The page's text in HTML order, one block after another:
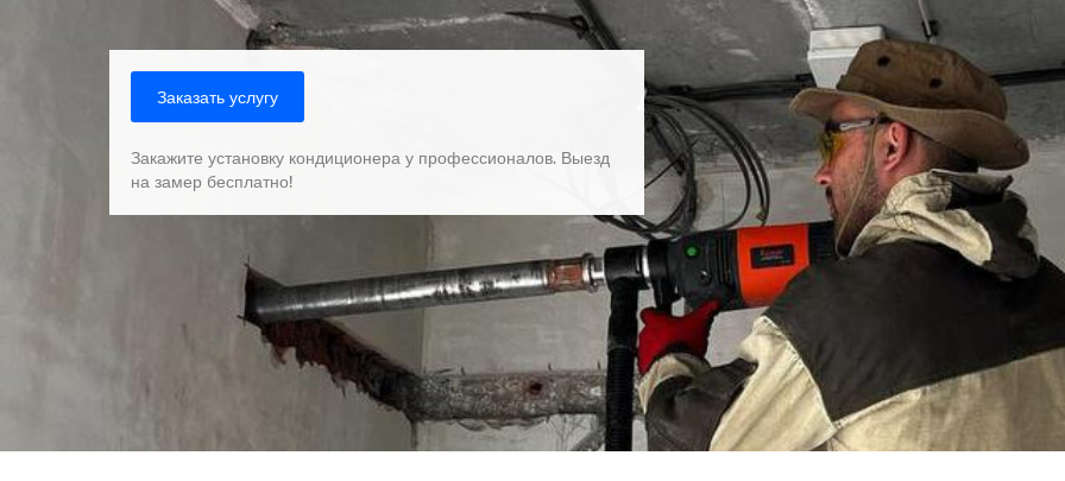
Заказать услугу
Закажите установку кондиционера у профессионалов. Выезд
на замер бесплатно!